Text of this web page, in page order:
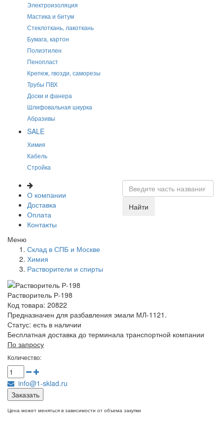
Электроизоляция
Мастика и битум
Стеклоткань, лакоткань
Бумага, картон
Полиэтилен
Пенопласт
Крепеж, гвозди, саморезы
Трубы ПВХ
Доски и фанера
Шлифовальная шкурка
Абразивы
SALE
Химия
Кабель
Стройка
О компании
Доставка
Оплата
Контакты
Найти
Меню
Склад в СПБ и Москве
Химия
Растворители и спирты
Растворитель Р-198
Код товара: 20822
Предназначен для разбавления эмали МЛ-1121.
Статус: есть в наличии
Бесплатная доставка до терминала транспортной компании
По запросу
Количество:
info@1-sklad.ru
Заказать
Цена может меняться в зависимости от объема закупки